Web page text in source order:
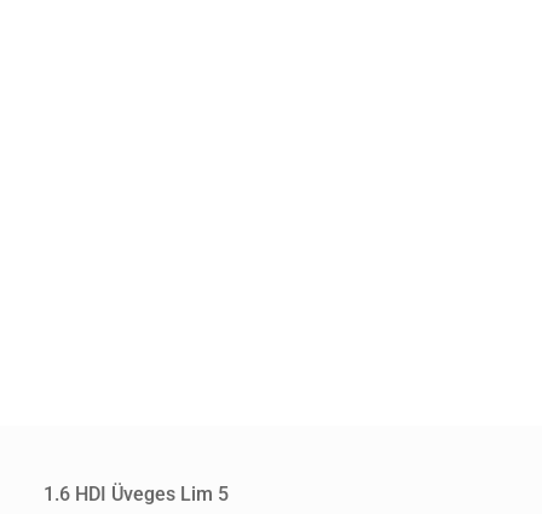
1.6 HDI Üveges Lim 5